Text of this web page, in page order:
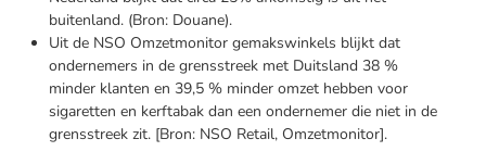
buitenland. (Bron: Douane).
Uit de NSO Omzetmonitor gemakswinkels blijkt dat
ondernemers in de grensstreek met Duitsland 38 %
minder klanten en 39,5 % minder omzet hebben voor
sigaretten en kerftabak dan een ondernemer die niet in de
grensstreek zit. [Bron: NSO Retail, Omzetmonitor].